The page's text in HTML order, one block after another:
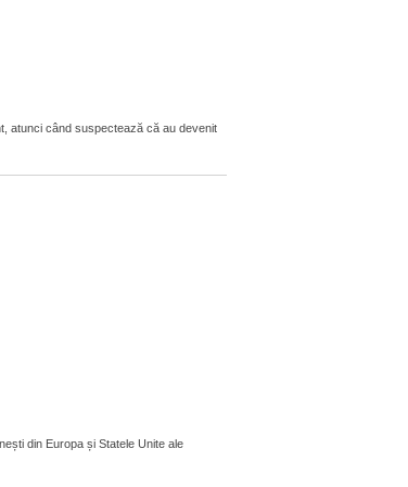
atunci când suspectează că au devenit
din Europa și Statele Unite ale